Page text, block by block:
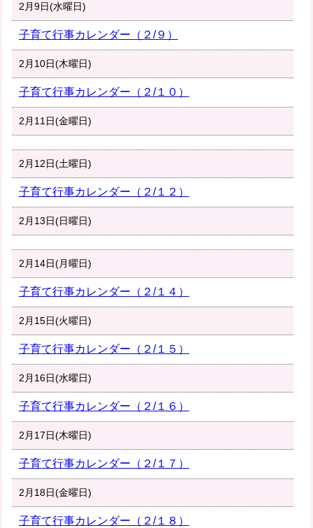
2月9日(水曜日)
子育て行事カレンダー（２/９）
2月10日(木曜日)
子育て行事カレンダー（２/１０）
2月11日(金曜日)
2月12日(土曜日)
子育て行事カレンダー（２/１２）
2月13日(日曜日)
2月14日(月曜日)
子育て行事カレンダー（２/１４）
2月15日(火曜日)
子育て行事カレンダー（２/１５）
2月16日(水曜日)
子育て行事カレンダー（２/１６）
2月17日(木曜日)
子育て行事カレンダー（２/１７）
2月18日(金曜日)
子育て行事カレンダー（２/１８）